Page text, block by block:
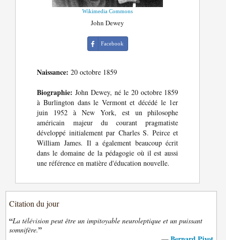
Wikimedia Commons
John Dewey
Facebook
Naissance: 20 octobre 1859
Biographie: John Dewey, né le 20 octobre 1859
à Burlington dans le Vermont et décédé le 1er
juin 1952 à New York, est un philosophe
américain majeur du courant pragmatiste
développé initialement par Charles S. Peirce et
William James. Il a également beaucoup écrit
dans le domaine de la pédagogie où il est aussi
une référence en matière d'éducation nouvelle.
Citation du jour
“La télévision peut être un impitoyable neuroleptique et un puissant
somnifère.”